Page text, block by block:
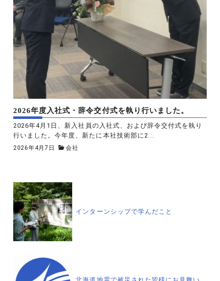
2026年度入社式・辞令交付式を執り行いました。
2026年4月1日、新入社員の入社式、および辞令交付式を執り
行いました。今年度、新たに本社技術部に2...
2026年4月7日 会社
投
稿
ナ
インターンシップで学んだこと